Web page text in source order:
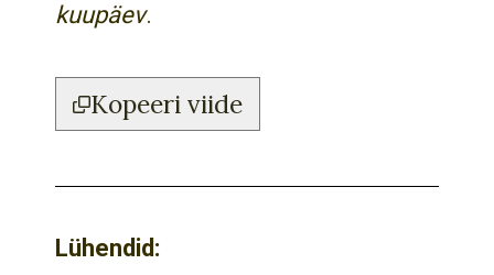
kuupäev.
Kopeeri viide
Lühendid: